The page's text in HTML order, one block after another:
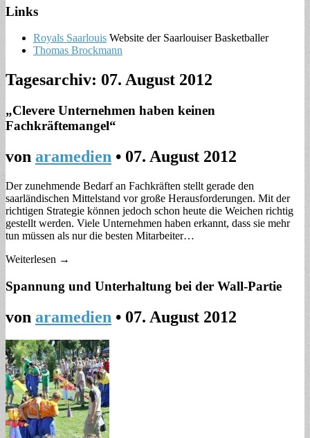
Links
Royals Saarlouis Website der Saarlouiser Basketballer
Thomas Brockmann
Tagesarchiv: 07. August 2012
„Clevere Unternehmen haben keinen
Fachkräftemangel“
von aramedien • 07. August 2012
Der zunehmende Bedarf an Fachkräften stellt gerade den
saarländischen Mittelstand vor große Herausforderungen. Mit der
richtigen Strategie können jedoch schon heute die Weichen richtig
gestellt werden. Viele Unternehmen haben erkannt, dass sie mehr
tun müssen als nur die besten Mitarbeiter…
Weiterlesen →
Spannung und Unterhaltung bei der Wall-Partie
von aramedien • 07. August 2012